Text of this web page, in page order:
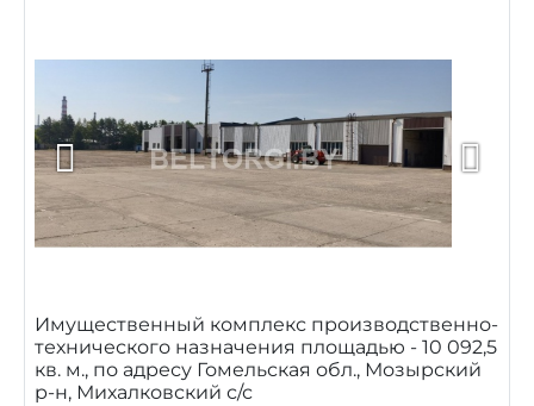
Имущественный комплекс производственно-
технического назначения площадью - 10 092,5
кв. м., по адресу Гомельская обл., Мозырский
р-н, Михалковский с/с